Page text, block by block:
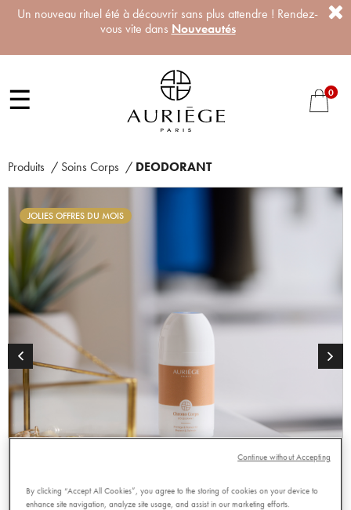
Un nouveau rituel été à découvrir sans plus attendre ! Rendez-
vous vite dans Nouveautés
☰ 0
Produits / Soins Corps / DEODORANT
JOLIES OFFRES DU MOIS
By clicking “Accept All Cookies”, you agree to the storing of cookies on your device to
enhance site navigation, analyze site usage, and assist in our marketing efforts.
Continue without Accepting